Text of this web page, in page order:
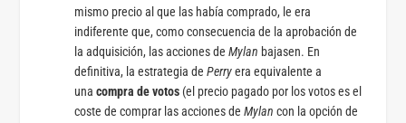
mismo precio al que las había comprado, le era
indiferente que, como consecuencia de la aprobación de
la adquisición, las acciones deMylan bajasen. En
definitiva, la estrategia dePerryera equivalente a
unacompra de votos (el precio pagado por los votos es el
coste de comprar las acciones deMylancon la opción de